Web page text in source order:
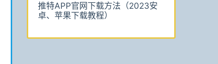
推特APP官网下载方法（2023安
卓、苹果下载教程）